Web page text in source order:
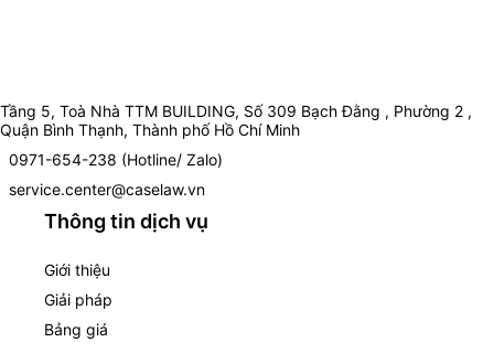
Tầng 5, Toà Nhà TTM BUILDING, Số 309 Bạch Đằng , Phường 2 ,
Quận Bình Thạnh, Thành phố Hồ Chí Minh
0971-654-238 (Hotline/ Zalo)
service.center@caselaw.vn
Thông tin dịch vụ
Giới thiệu
Giải pháp
Bảng giá